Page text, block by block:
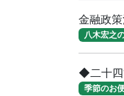
金融政
八木宏之
◆二十四
季節のお